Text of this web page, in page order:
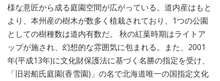
様な意匠から成る庭園空間が広がっている。道内産はもと
より、本州産の樹木が数多く植栽されており、1つの公園
としての樹種数は道内有数だ。 秋の紅葉時期はライトア
ップが施され、幻想的な雰囲気に包まれる。また、2001
年(平成13年)に文化財保護法に基づく名勝の指定を受け、
「旧岩船氏庭園(香雪園)」の名で北海道唯一の国指定文化